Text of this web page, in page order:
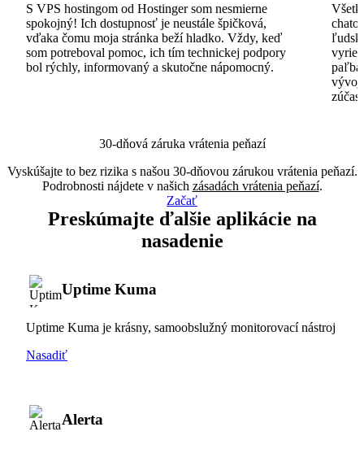
S VPS hostingom od Hostinger som nesmierne
spokojný! Ich dostupnosť je neustále špičková,
vďaka čomu moja stránka beží hladko. Vždy, keď
som potreboval pomoc, ich tím technickej podpory
bol rýchly, informovaný a skutočne nápomocný.
30-dňová záruka vrátenia peňazí
Vyskúšajte to bez rizika s našou 30-dňovou zárukou vrátenia peňazí.
Podrobnosti nájdete v našich zásadách vrátenia peňazí.
Začať
Preskúmajte ďalšie aplikácie na
nasadenie
Uptime Kuma
Uptime Kuma je krásny, samoobslužný monitorovací nástroj
Nasadiť
Alerta